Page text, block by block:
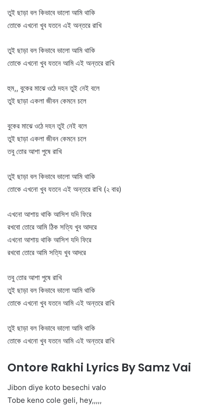
তুই ছাড়া বল কিভাবে ভালো আমি থাকি
তোকে এখনো খুব যতনে এই অন্তরে রাখি
তুই ছাড়া বল কিভাবে ভালো আমি থাকি
তোকে এখনো খুব যতনে আমি এই অন্তরে রাখি
হুম,, বুকের মাঝে ওঠে দহন তুই নেই বলে
তুই ছাড়া একলা জীবন কেমনে চলে
বুকের মাঝে ওঠে দহন তুই নেই বলে
তুই ছাড়া একলা জীবন কেমনে চলে
তবু তোর আশা পুষে রাখি
তুই ছাড়া বল কিভাবে ভালো আমি থাকি
তোকে এখনো খুব যতনে এই অন্তরে রাখি (২ বার)
এখনো আশায় থাকি আসিশ যদি ফিরে
রখবো তোরে আমি ঠিক সত্যি খুব আদরে
এখনো আশায় থাকি আসিশ যদি ফিরে
রখবো তোরে আমি সত্যি খুব আদরে
তবু তোর আশা পুষে রাখি
তুই ছাড়া বল কিভাবে ভালো আমি থাকি
তোকে এখনো খুব যতনে আমি এই অন্তরে রাখি
তুই ছাড়া বল কিভাবে ভালো আমি থাকি
তোকে এখনো খুব যতনে আমি এই অন্তরে রাখি
Ontore Rakhi Lyrics By Samz Vai
Jibon diye koto besechi valo
Tobe keno cole geli, hey,,,,,